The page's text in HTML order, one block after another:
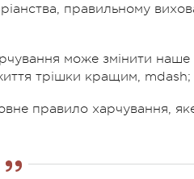
правильному
може змінити
трішки кращим, mdash;
правило харчування,